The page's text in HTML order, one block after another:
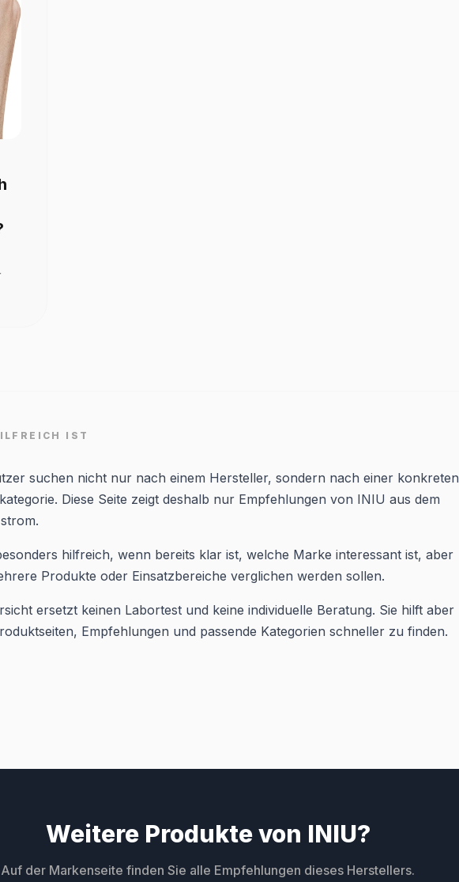
IST
suchen nicht nur nach einem Hersteller, sondern nach einer konkreten
Diese Seite zeigt deshalb nur Empfehlungen von INIU aus dem
hilfreich, wenn bereits klar ist, welche Marke interessant ist, aber
Produkte oder Einsatzbereiche verglichen werden sollen.
ersetzt keinen Labortest und keine individuelle Beratung. Sie hilft aber
Empfehlungen und passende Kategorien schneller zu finden.
Weitere Produkte von INIU?
Auf der Markenseite finden Sie alle Empfehlungen dieses Herstellers.